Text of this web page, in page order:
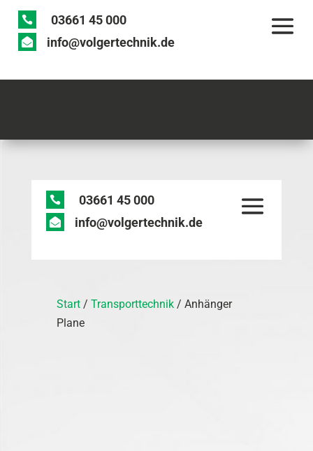
 03661 45 000
 info@volgertechnik.de
 03661 45 000
 info@volgertechnik.de
Start/ Transporttechnik/ Anhänger
Plane